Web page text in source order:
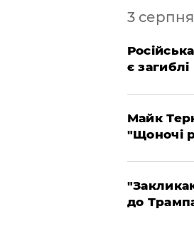
3 серпня
є загиблі
Майк
"Щоночі
до